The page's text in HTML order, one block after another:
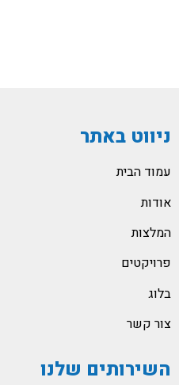
ניווט באתר
עמוד הבית
אודות
המלצות
פרויקטים
בלוג
צור קשר
השירותים שלנו